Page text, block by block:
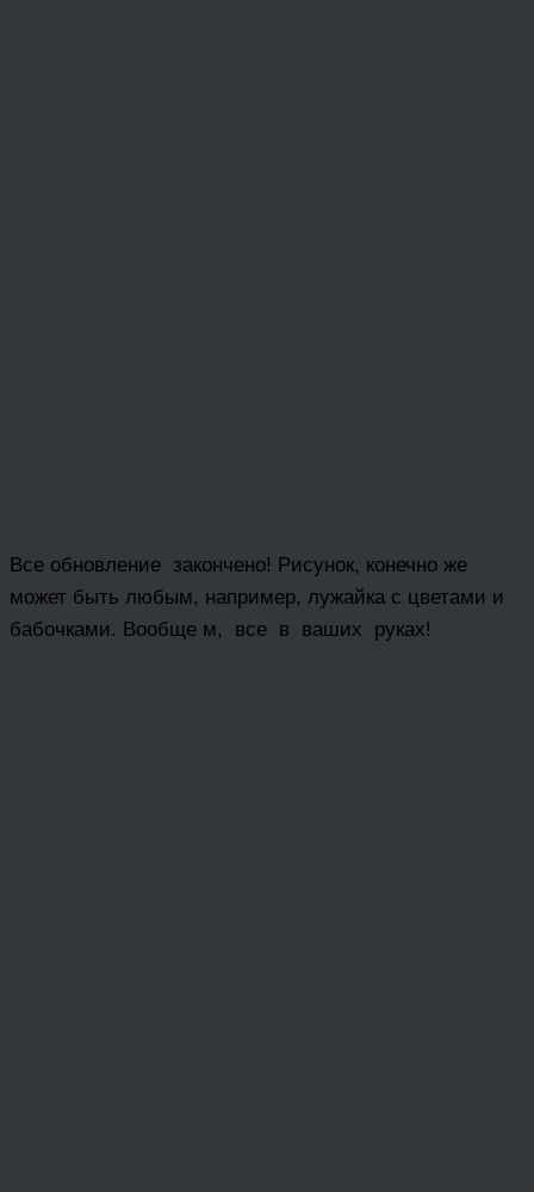
Все обновление закончено! Рисунок, конечно же
может быть любым, например, лужайка с цветами и
бабочками. Вообще м, все в ваших руках!